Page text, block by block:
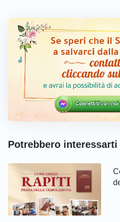
Potrebbero interessarti